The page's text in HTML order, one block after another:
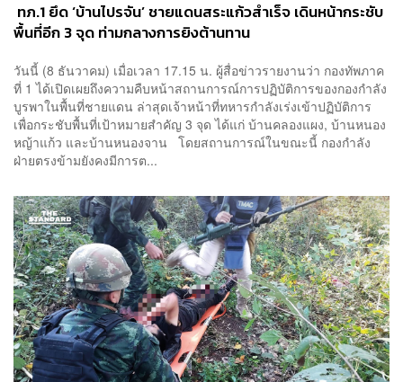
​ ทภ.1 ยึด ‘บ้านไปรจัน’ ชายแดนสระแก้วสำเร็จ เดินหน้ากระชับ
พื้นที่อีก 3 จุด ท่ามกลางการยิงต้านทาน
วันนี้ (8 ธันวาคม) เมื่อเวลา 17.15 น. ผู้สื่อข่าวรายงานว่า กองทัพภาค
ที่ 1 ได้เปิดเผยถึงความคืบหน้าสถานการณ์การปฏิบัติการของกองกำลัง
บูรพาในพื้นที่ชายแดน ล่าสุดเจ้าหน้าที่ทหารกำลังเร่งเข้าปฏิบัติการ
เพื่อกระชับพื้นที่เป้าหมายสำคัญ 3 จุด ได้แก่ บ้านคลองแผง, บ้านหนอง
หญ้าแก้ว และบ้านหนองจาน โดยสถานการณ์ในขณะนี้ กองกำลัง
ฝ่ายตรงข้ามยังคงมีการต...